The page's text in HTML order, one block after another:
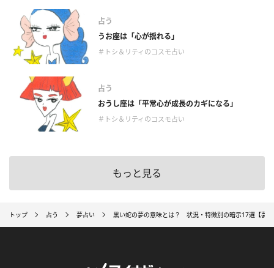
占う
うお座は「心が揺れる」
＃トシ＆リティのコスモ占い
占う
おうし座は「平常心が成長のカギになる」
＃トシ＆リティのコスモ占い
もっと見る
トップ 占う 夢占い 黒い蛇の夢の意味とは？ 状況・特徴別の暗示17選【夢